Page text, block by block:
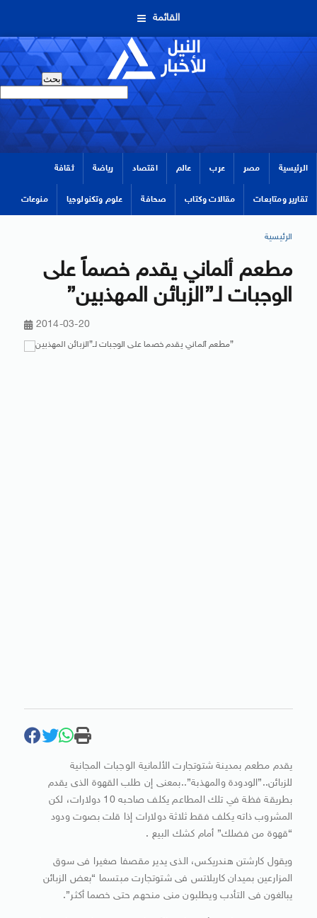
القائمة
الرئيسية مصر عرب عالم اقتصاد رياضة ثقافة
تقارير ومتابعات مقالات وكتاب صحافة علوم وتكنولوجيا منوعات
الرئيسية
مطعم ألماني يقدم خصماً على
الوجبات لـ”الزبائن المهذبين”
2014-03-20
يقدم مطعم بمدينة شتوتجارت الألمانية الوجبات المجانية
للزبائن..”الودودة والمهذبة”..بمعنى إن طلب القهوة الذى يقدم
بطريقة فظة في تلك المطاعم يكلف صاحبه 10 دولارات، لكن
المشروب ذاته يكلف فقط ثلاثة دولارات إذا قلت بصوت ودود
“قهوة من فضلك” أمام كشك البيع .
ويقول كارشتن هندريكس، الذى يدير مقصفا صغيرا فى سوق
المزارعين بميدان كاربلاتس فى شتوتجارت مبتسما “بعض الزبائن
يبالغون فى التأدب ويطلبون منى منحهم حتى خصما أكثر”.